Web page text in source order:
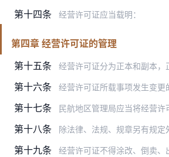
第十四条 经营许可证应当载明：
第四章 经营许可证的管理
第十五条
经营许可证分为正本和副本，正本
第十六条 经营许可证所载事项发生变更的，通用航空企业应当自变更事项发生之日起15日内向
第十七条 民航地区管理局应当将经营许可证的变更、注销等情形的相关审核材
第十八条 除法律、法规、规章另有规定外
第十九条 经营许可证不得涂改、倒卖、出租、出